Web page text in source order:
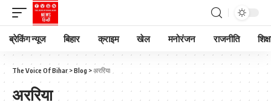
ब्रेकिंग न्यूज बिहार क्राइम खेल मनोरंजन राजनीति
The Voice Of Bihar >Blog >अररिया
अररिया